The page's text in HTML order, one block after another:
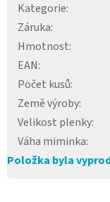
Kategorie:
Záruka:
Hmotnost:
EAN:
Počet kusů:
Země výroby:
Velikost plenky:
Váha miminka:
Položka byla